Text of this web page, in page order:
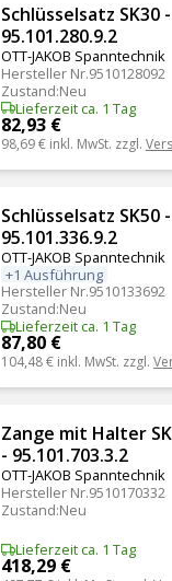
Schlüsselsatz SK30
95.101.280.9.2
OTT-JAKOB Spanntechnik
Hersteller Nr.9510128092
Zustand:Neu
Lieferzeit ca. 1 Tag
82,93 €
98,69 € inkl. MwSt. zzgl.
Schlüsselsatz SK50
95.101.336.9.2
OTT-JAKOB Spanntechnik
+1 Ausführung
Hersteller Nr.9510133692
Zustand:Neu
Lieferzeit ca. 1 Tag
87,80 €
104,48 € inkl. MwSt. zzgl.
Zange mit Halter
- 95.101.703.3.2
OTT-JAKOB Spanntechnik
Hersteller Nr.9510170332
Zustand:Neu
Lieferzeit ca. 1 Tag
418,29 €